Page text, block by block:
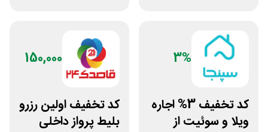
3%
کد تخفیف 3% اجاره
ویلا و سوئیت از
150,000
کد تخفیف اولین رزرو
بلیط پرواز داخلی